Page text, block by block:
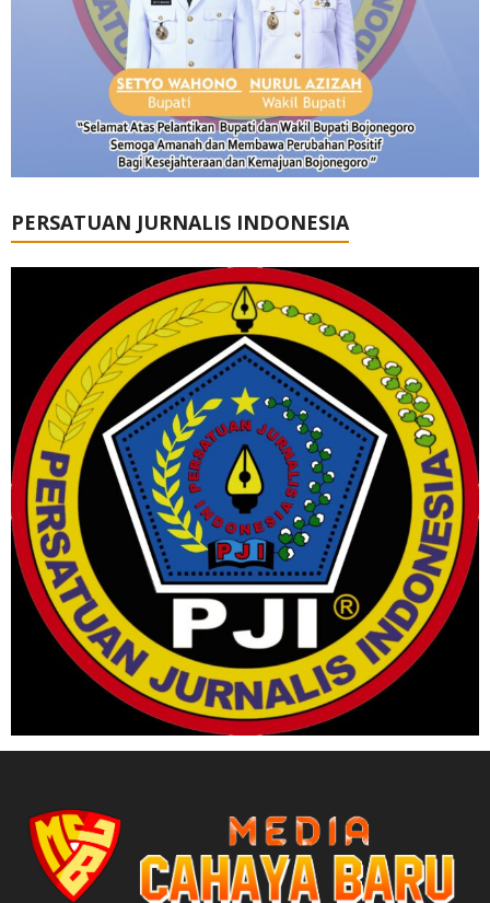
PERSATUAN JURNALIS INDONESIA